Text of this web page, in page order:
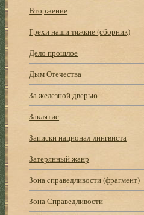
Вторжение
Грехи наши тяжкие (сборник)
Дело прошлое
Дым Отечества
За железной дверью
Заклятие
Записки национал-лингвиста
Затерянный жанр
Зона cправедливости (фрагмент)
Зона Справедливости